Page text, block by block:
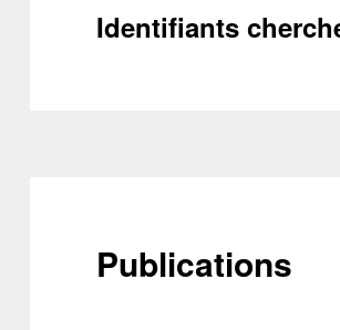
Identifiants
Publications